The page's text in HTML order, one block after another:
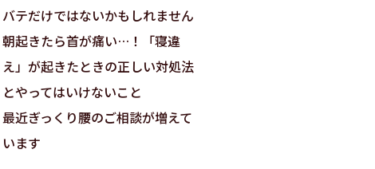
バテだけではないかもしれません
朝起きたら首が痛い…！「寝違
え」が起きたときの正しい対処法
とやってはいけないこと
最近ぎっくり腰のご相談が増えて
います